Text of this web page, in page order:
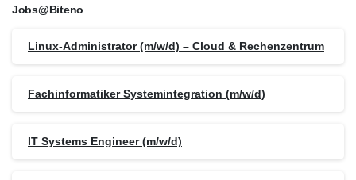
Jobs@Biteno
Linux-Administrator (m/w/d) – Cloud & Rechenzentrum
Fachinformatiker Systemintegration (m/w/d)
IT Systems Engineer (m/w/d)